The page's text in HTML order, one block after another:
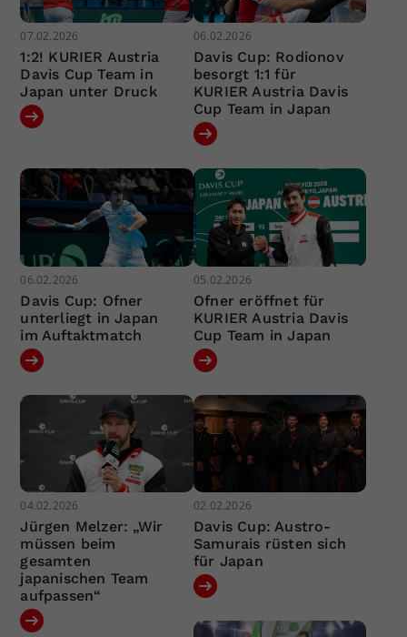
07.02.2026
1:2! KURIER Austria
Davis Cup Team in
Japan unter Druck
06.02.2026
Davis Cup: Rodionov
besorgt 1:1 für
KURIER Austria Davis
Cup Team in Japan
06.02.2026
Davis Cup: Ofner
unterliegt in Japan
im Auftaktmatch
05.02.2026
Ofner eröffnet für
KURIER Austria Davis
Cup Team in Japan
04.02.2026
Jürgen Melzer: „Wir
müssen beim
gesamten
japanischen Team
aufpassen“
02.02.2026
Davis Cup: Austro-
Samurais rüsten sich
für Japan